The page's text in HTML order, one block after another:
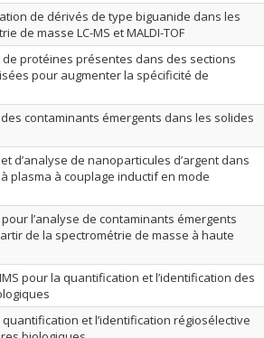
de dérivés de type biguanide dans les
de masse LC-MS et MALDI-TOF
protéines présentes dans des sections
pour augmenter la spécificité de
contaminants émergents dans les solides
d’analyse de nanoparticules d’argent dans
plasma à couplage inductif en mode
l’analyse de contaminants émergents
de la spectrométrie de masse à haute
pour la quantification et l’identification des
et l’identification régiosélective